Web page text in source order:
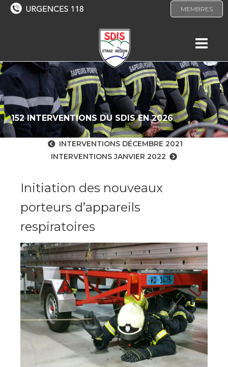
MEMBRES
152 INTERVENTIONS DU SDIS EN 2026
INTERVENTIONS DÉCEMBRE 2021
INTERVENTIONS JANVIER 2022
Initiation des nouveaux
porteurs d’appareils
respiratoires